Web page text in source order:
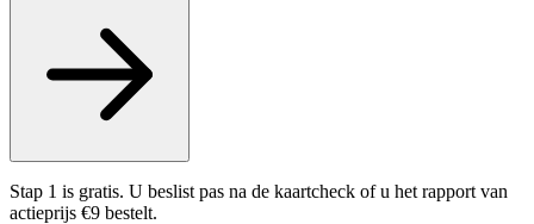
Stap 1 is gratis. U beslist pas na de kaartcheck of u het rapport van
actieprijs €9 bestelt.